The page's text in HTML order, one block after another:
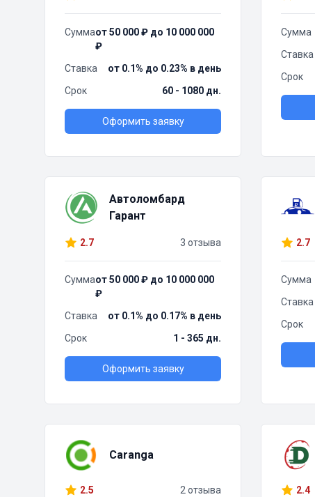
Суммаот 50 000 ₽ до 10 000 000
₽
Ставка
от 0.1% до 0.23% в день
Срок
60 - 1080 дн.
Оформить заявку
Сумма
Ставка
Срок
Автоломбард
Гарант
2.7 3 отзыва
Суммаот 50 000 ₽ до 10 000 000
₽
Ставка
от 0.1% до 0.17% в день
Срок
1 - 365 дн.
Оформить заявку
2.7
Сумма
Ставка
Срок
Caranga
2.5 2 отзыва 2.4